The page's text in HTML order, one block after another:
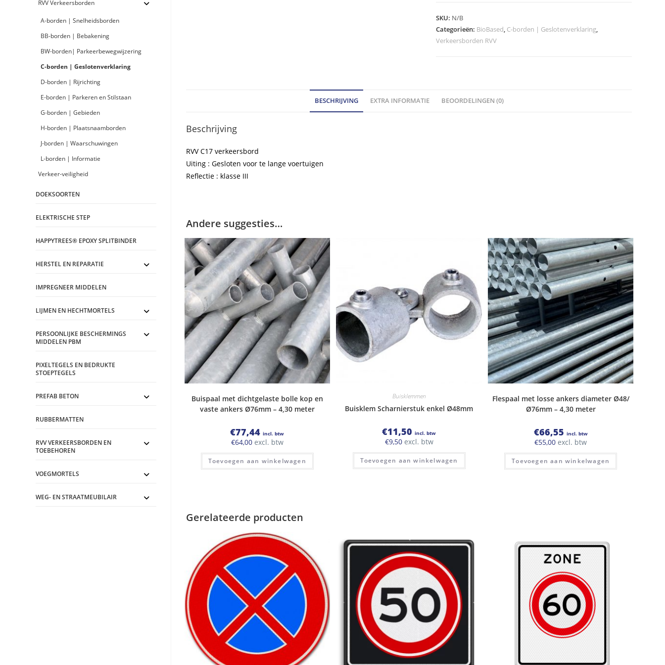
model
C017
klasse
SKU: N/B
Categorieën: BioBased, C-borden | Geslotenverklaring,
Verkeersborden RVV
BESCHRIJVING EXTRA INFORMATIE BEOORDELINGEN (0)
Beschrijving
RVV C17 verkeersbord
Uiting : Gesloten voor te lange voertuigen
Reflectie : klasse III
Andere suggesties…
Buispaal met dichtgelaste bolle kop en
vaste ankers Ø76mm – 4,30 meter
€77,44 incl. btw
€64,00excl. btw
Toevoegen aan winkelwagen
Buisklemmen
Buisklem Scharnierstuk enkel Ø48mm
€11,50 incl. btw
€9,50excl. btw
Toevoegen aan winkelwagen
Flespaal met losse ankers diameter Ø48/
Ø76mm – 4,30 meter
€66,55 incl. btw
€55,00 excl. btw
Toevoegen aan winkelwagen
Gerelateerde producten
RVV Verkeersborden
A-borden | Snelheidsborden
BB-borden | Bebakening
BW-borden| Parkeerbewegwijzering
C-borden | Geslotenverklaring
D-borden | Rijrichting
E-borden | Parkeren en Stilstaan
G-borden | Gebieden
H-borden | Plaatsnaamborden
J-borden | Waarschuwingen
L-borden | Informatie
Verkeer-veiligheid
DOEKSOORTEN
ELEKTRISCHE STEP
HAPPYTREES® EPOXY SPLITBINDER
HERSTEL EN REPARATIE
IMPREGNEER MIDDELEN
LIJMEN EN HECHTMORTELS
PERSOONLIJKE BESCHERMINGS
MIDDELEN PBM
PIXELTEGELS EN BEDRUKTE
STOEPTEGELS
PREFAB BETON
RUBBERMATTEN
RVV VERKEERSBORDEN EN
TOEBEHOREN
VOEGMORTELS
WEG- EN STRAATMEUBILAIR